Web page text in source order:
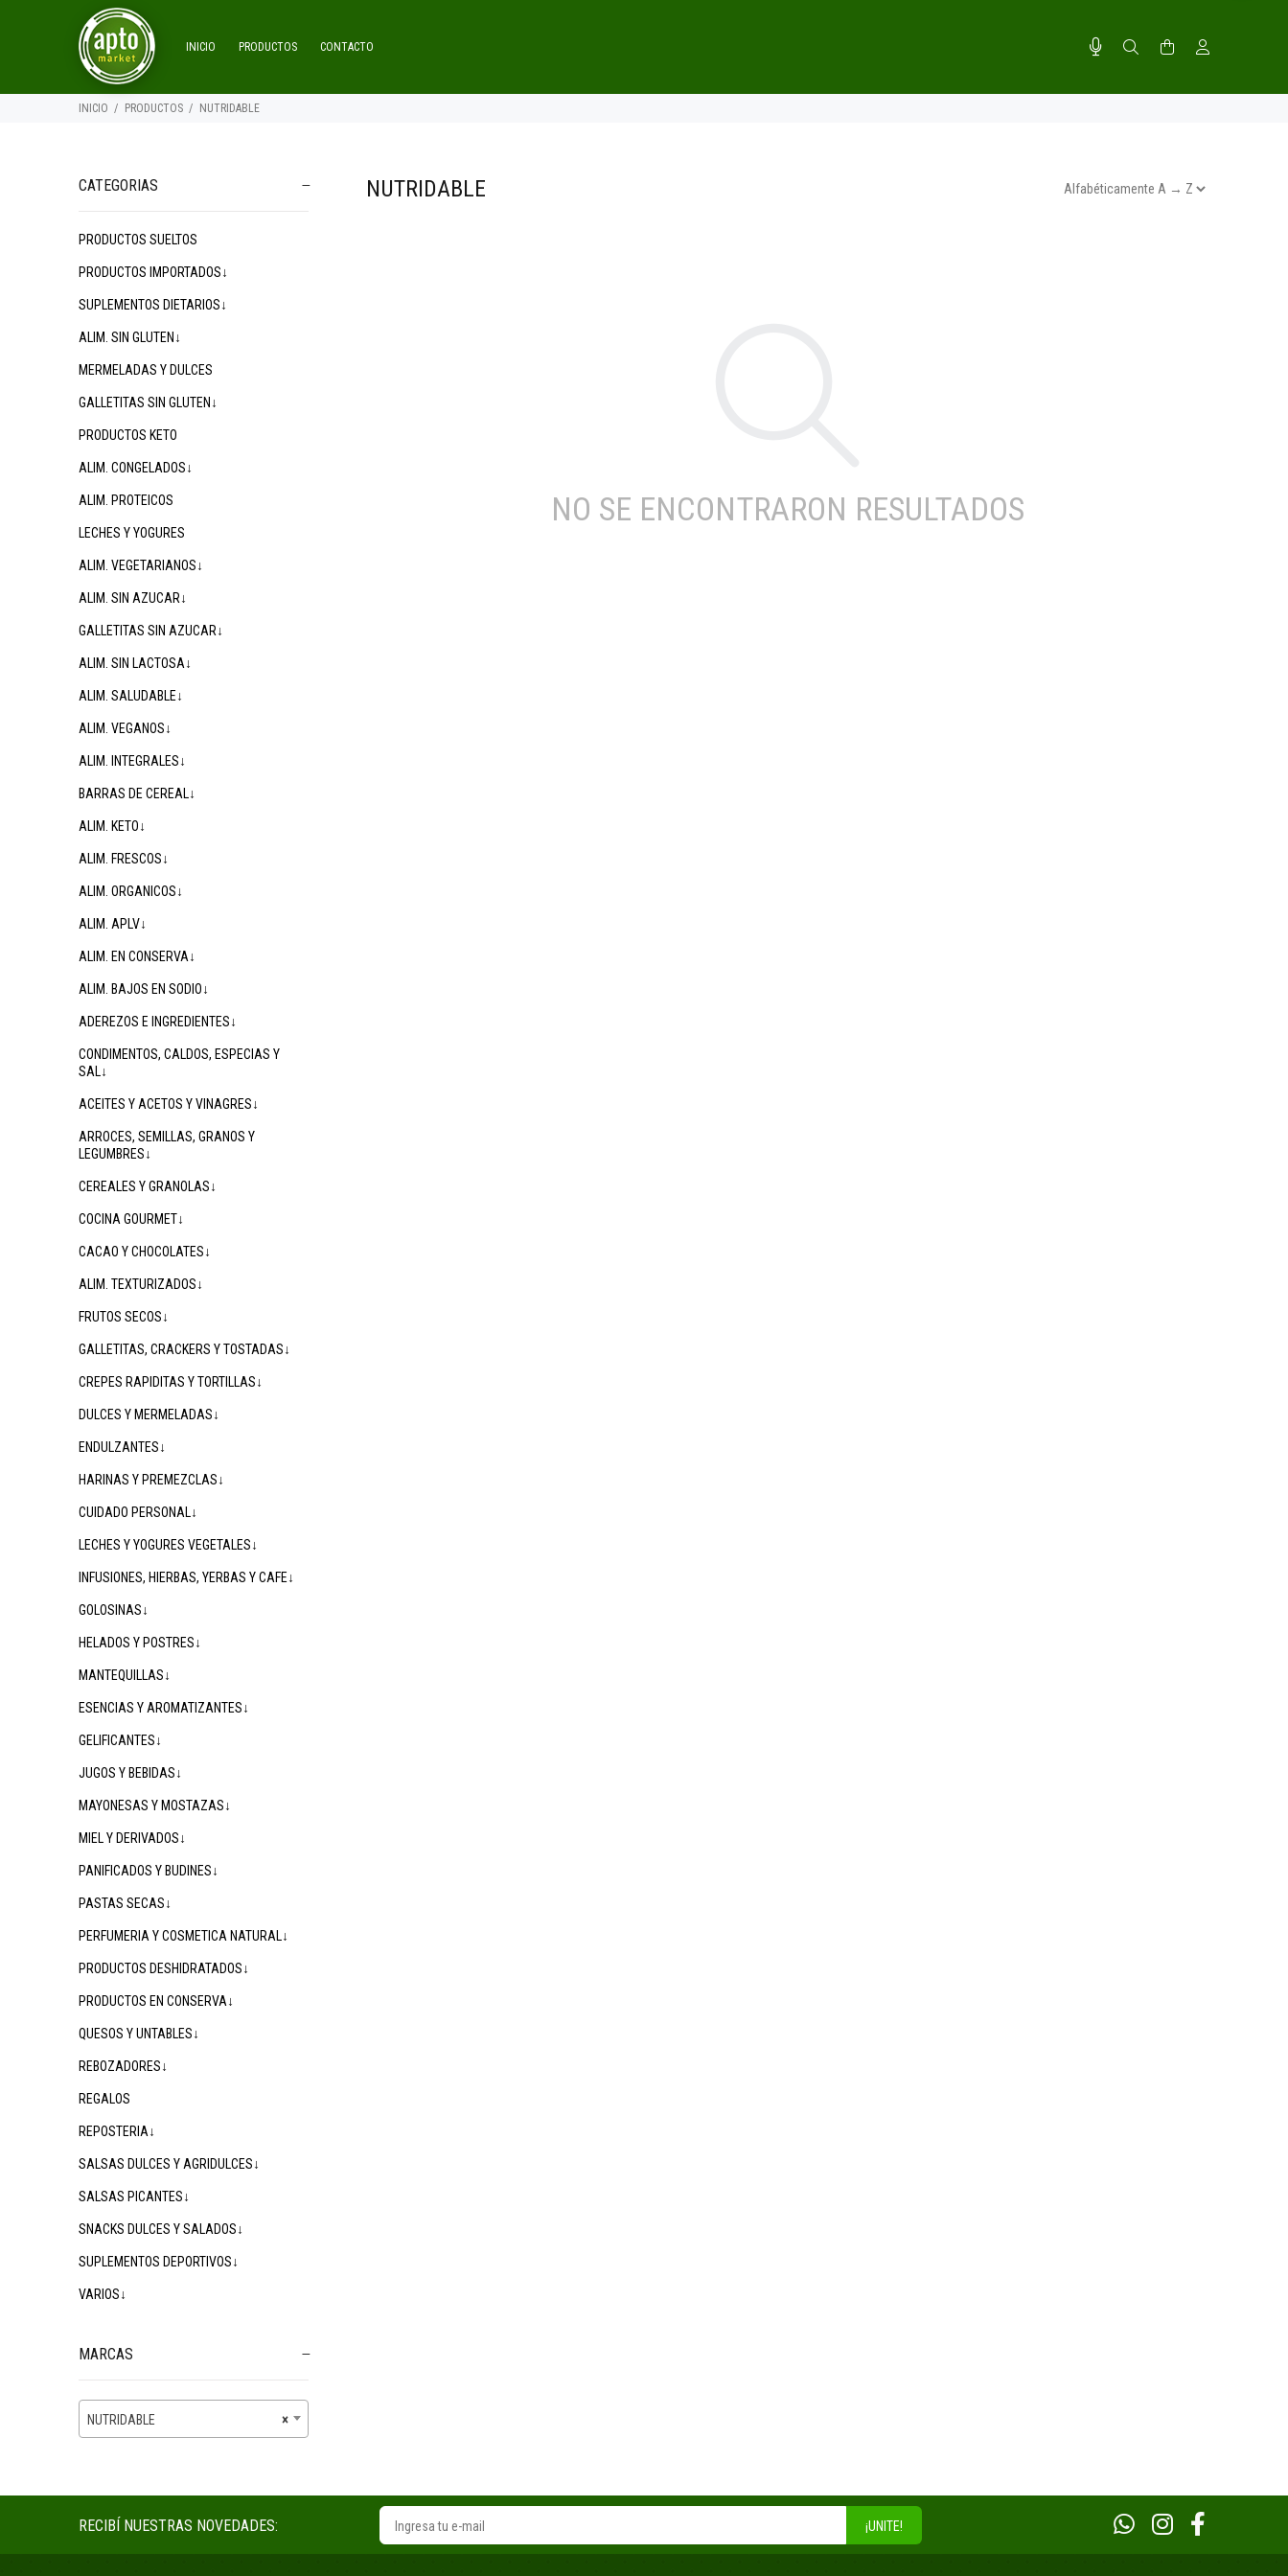
INICIO PRODUCTOS CONTACTO
INICIO PRODUCTOS NUTRIDABLE
CATEGORIAS
PRODUCTOS SUELTOS
PRODUCTOS IMPORTADOS↓
SUPLEMENTOS DIETARIOS↓
ALIM. SIN GLUTEN↓
MERMELADAS Y DULCES
GALLETITAS SIN GLUTEN↓
PRODUCTOS KETO
ALIM. CONGELADOS↓
ALIM. PROTEICOS
LECHES Y YOGURES
ALIM. VEGETARIANOS↓
ALIM. SIN AZUCAR↓
GALLETITAS SIN AZUCAR↓
ALIM. SIN LACTOSA↓
ALIM. SALUDABLE↓
ALIM. VEGANOS↓
ALIM. INTEGRALES↓
BARRAS DE CEREAL↓
ALIM. KETO↓
ALIM. FRESCOS↓
ALIM. ORGANICOS↓
ALIM. APLV↓
ALIM. EN CONSERVA↓
ALIM. BAJOS EN SODIO↓
ADEREZOS E INGREDIENTES↓
CONDIMENTOS, CALDOS, ESPECIAS Y
SAL↓
ACEITES Y ACETOS Y VINAGRES↓
ARROCES, SEMILLAS, GRANOS Y
LEGUMBRES↓
CEREALES Y GRANOLAS↓
COCINA GOURMET↓
CACAO Y CHOCOLATES↓
ALIM. TEXTURIZADOS↓
FRUTOS SECOS↓
GALLETITAS, CRACKERS Y TOSTADAS↓
CREPES RAPIDITAS Y TORTILLAS↓
DULCES Y MERMELADAS↓
ENDULZANTES↓
HARINAS Y PREMEZCLAS↓
CUIDADO PERSONAL↓
LECHES Y YOGURES VEGETALES↓
INFUSIONES, HIERBAS, YERBAS Y CAFE↓
GOLOSINAS↓
HELADOS Y POSTRES↓
MANTEQUILLAS↓
ESENCIAS Y AROMATIZANTES↓
GELIFICANTES↓
JUGOS Y BEBIDAS↓
MAYONESAS Y MOSTAZAS↓
MIEL Y DERIVADOS↓
PANIFICADOS Y BUDINES↓
PASTAS SECAS↓
PERFUMERIA Y COSMETICA NATURAL↓
PRODUCTOS DESHIDRATADOS↓
PRODUCTOS EN CONSERVA↓
QUESOS Y UNTABLES↓
REBOZADORES↓
REGALOS
REPOSTERIA↓
SALSAS DULCES Y AGRIDULCES↓
SALSAS PICANTES↓
SNACKS DULCES Y SALADOS↓
SUPLEMENTOS DEPORTIVOS↓
VARIOS↓
MARCAS
×
NUTRIDABLE
NUTRIDABLE
NO SE ENCONTRARON RESULTADOS
RECIBÍ NUESTRAS NOVEDADES: ¡UNITE!